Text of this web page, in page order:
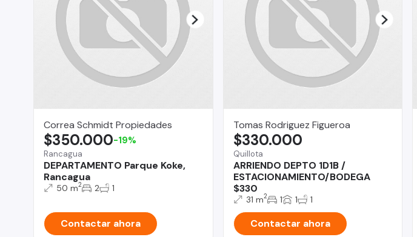
Correa Schmidt Propiedades
Rancagua
DEPARTAMENTO Parque Koke,
Rancagua
$350.000-19%
50 m2 2 1
Contactar ahora
Tomas Rodriguez Figueroa
Quillota
ARRIENDO DEPTO 1D1B /
ESTACIONAMIENTO/BODEGA
$330
$330.000
31 m2 1 1 1
Contactar ahora